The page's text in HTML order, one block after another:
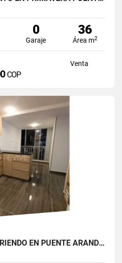
0
Garaje
36
Área m2
Venta
COP
APARTAMENTO EN ARRIENDO EN PUENTE ARANDA PRIMAVERA 6-39